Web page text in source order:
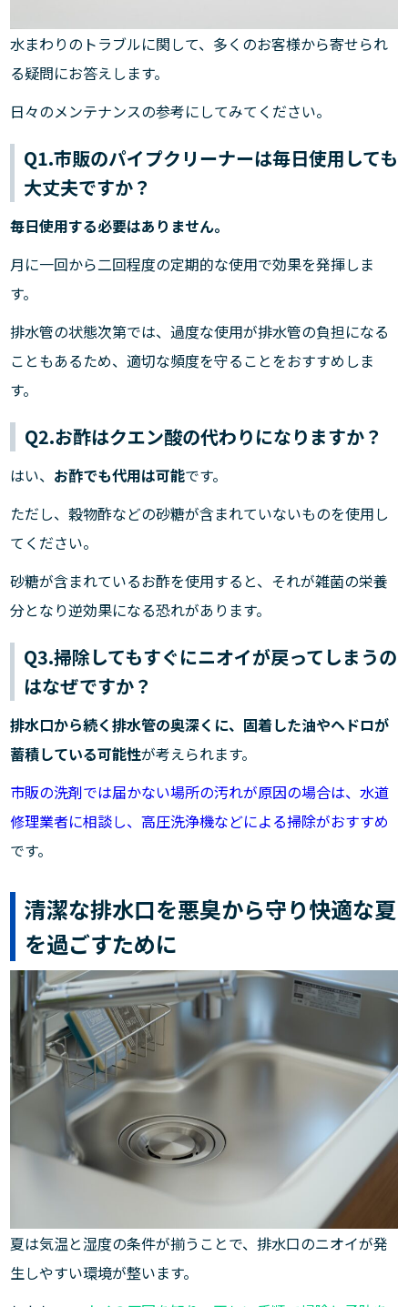
水まわりのトラブルに関して、多くのお客様から寄せられ
る疑問にお答えします。
日々のメンテナンスの参考にしてみてください。
Q1.市販のパイプクリーナーは毎日使用しても
大丈夫ですか？
毎日使用する必要はありません。
月に一回から二回程度の定期的な使用で効果を発揮しま
す。
排水管の状態次第では、過度な使用が排水管の負担になる
こともあるため、適切な頻度を守ることをおすすめしま
す。
Q2.お酢はクエン酸の代わりになりますか？
はい、 お酢でも代用は可能です。
ただし、穀物酢などの砂糖が含まれていないものを使用し
てください。
砂糖が含まれているお酢を使用すると、それが雑菌の栄養
分となり逆効果になる恐れがあります。
Q3.掃除してもすぐにニオイが戻ってしまうの
はなぜですか？
排水口から続く排水管の奥深くに、固着した油やヘドロが
蓄積している可能性が考えられます。
市販の洗剤では届かない場所の汚れが原因の場合は、水道
修理業者に相談し、高圧洗浄機などによる掃除がおすすめ
です。
清潔な排水口を悪臭から守り快適な夏
を過ごすために
夏は気温と湿度の条件が揃うことで、排水口のニオイが発
生しやすい環境が整います。